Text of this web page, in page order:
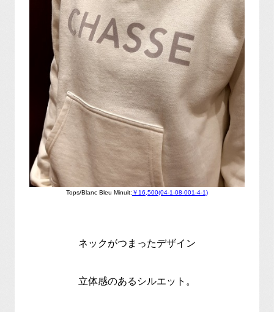
Tops/Blanc Bleu Minuit: ￥16,500(04-1-08-001-4-1)
ネックがつまったデザイン
立体感のあるシルエット。